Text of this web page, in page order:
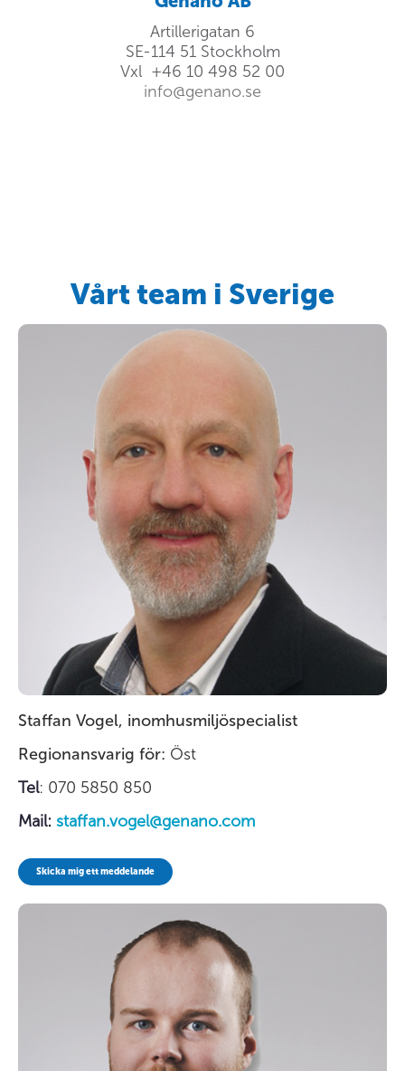
Artillerigatan 6
SE-114 51 Stockholm
Vxl +46 10 498 52 00
info@genano.se
Vårt team i Sverige
Staffan Vogel, inomhusmiljöspecialist
Regionansvarig för: Öst
Tel: 070 5850 850
Mail: staffan.vogel@genano.com
Skicka mig ett meddelande